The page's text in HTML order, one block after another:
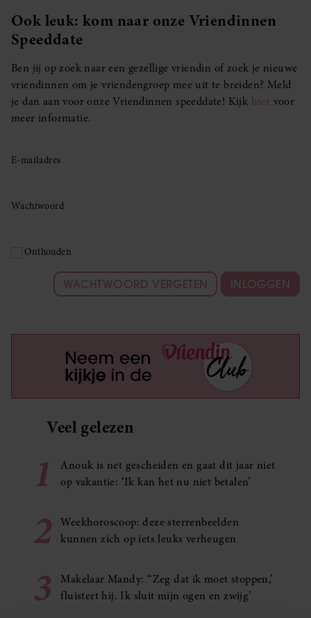
Ook leuk: kom naar onze Vriendinnen
Speeddate
Ben jij op zoek naar een gezellige vriendin of zoek je nieuwe
vriendinnen om je vriendengroep mee uit te breiden? Meld
je dan aan voor onze Vriendinnen speeddate! Kijk hier voor
meer informatie.
E-mailadres
Wachtwoord
Onthouden
WACHTWOORD VERGETEN INLOGGEN
Veel gelezen
1
Anouk is net gescheiden en gaat dit jaar niet
op vakantie: ‘Ik kan het nu niet betalen’
2
Weekhoroscoop: deze sterrenbeelden
kunnen zich op iets leuks verheugen
3
Makelaar Mandy: ‘‘Zeg dat ik moet stoppen,’
fluistert hij. Ik sluit mijn ogen en zwijg’